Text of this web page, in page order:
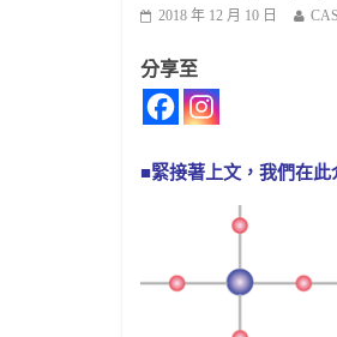
2018 年 12 月 10 日
分享至
■緊接著上文，我們在